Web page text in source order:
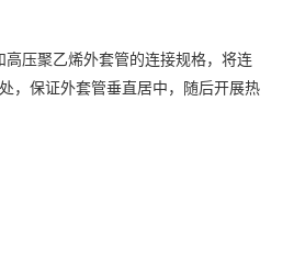
高压聚乙烯外套管的连接规格，将连
，保证外套管垂直居中，随后开展热